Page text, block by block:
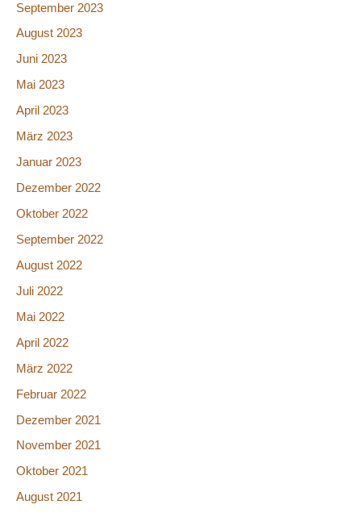
September 2023
August 2023
Juni 2023
Mai 2023
April 2023
März 2023
Januar 2023
Dezember 2022
Oktober 2022
September 2022
August 2022
Juli 2022
Mai 2022
April 2022
März 2022
Februar 2022
Dezember 2021
November 2021
Oktober 2021
August 2021